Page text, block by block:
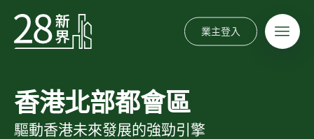
業主登入
香港北部都會區
驅動香港未來發展的強勁引擎